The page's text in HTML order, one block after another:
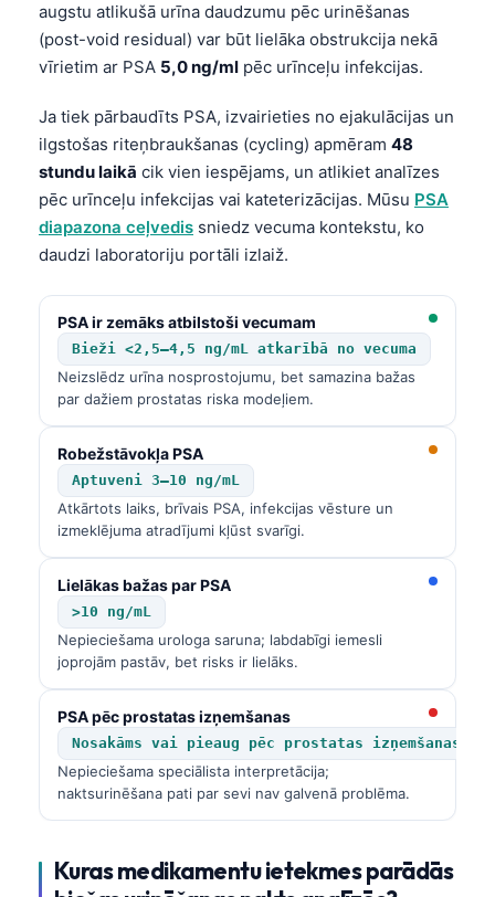
augstu atlikušā urīna daudzumu pēc urinēšanas
(post-void residual) var būt lielāka obstrukcija nekā
vīrietim ar PSA 5,0 ng/ml pēc urīnceļu infekcijas.
Ja tiek pārbaudīts PSA, izvairieties no ejakulācijas un
ilgstošas riteņbraukšanas (cycling) apmēram 48
stundu laikā cik vien iespējams, un atlikiet analīzes
pēc urīnceļu infekcijas vai kateterizācijas. Mūsu PSA
diapazona ceļvedis sniedz vecuma kontekstu, ko
daudzi laboratoriju portāli izlaiž.
PSA ir zemāks atbilstoši vecumam
Bieži <2,5–4,5 ng/mL atkarībā no vecuma
Neizslēdz urīna nosprostojumu, bet samazina bažas
par dažiem prostatas riska modeļiem.
Robežstāvokļa PSA
Aptuveni 3–10 ng/mL
Atkārtots laiks, brīvais PSA, infekcijas vēsture un
izmeklējuma atradījumi kļūst svarīgi.
Lielākas bažas par PSA
>10 ng/mL
Nepieciešama urologa saruna; labdabīgi iemesli
joprojām pastāv, bet risks ir lielāks.
PSA pēc prostatas izņemšanas
Nosakāms vai pieaug pēc prostatas izņemšanas
Nepieciešama speciālista interpretācija;
naktsurinēšana pati par sevi nav galvenā problēma.
Kuras medikamentu ietekmes parādās
پښتو
سنڌي
සිංහල
অসমীয়া
Galego
Euskara
Gàidhlig
العربية المغربية
Afrikaans
Монгол
ພາສາລາວ
Basa Jawa
Cebuano
ئۇيغۇرچە
Татар теле
Беларуская мова
Esperanto
Frysk
Norsk bokmål